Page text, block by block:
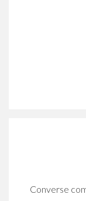
Converse